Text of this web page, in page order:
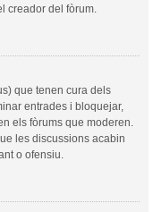
creador del fòrum.
que tenen cura dels
entrades i bloquejar,
els fòrums que moderen.
les discussions acabin
o ofensiu.